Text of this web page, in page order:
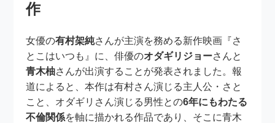
作
女優の有村架純さんが主演を務める新作映画『さ
とこはいつも』に、俳優のオダギリジョーさんと
青木柚さんが出演することが発表されました。報
道によると、本作は有村さん演じる主人公・さと
こと、オダギリさん演じる男性との6年にもわたる
不倫関係を軸に描かれる作品であり、そこに青木